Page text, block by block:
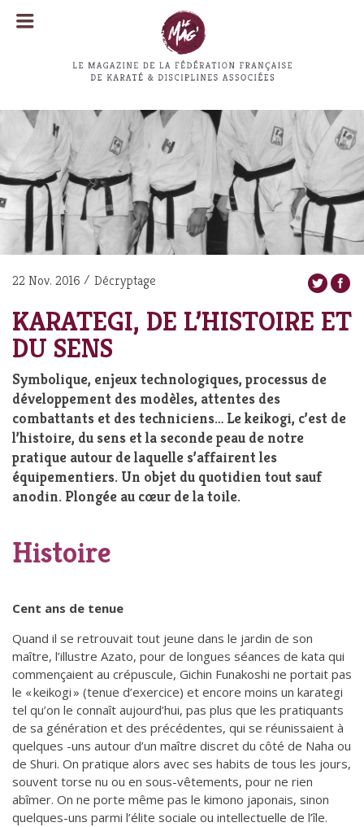
22 Nov. 2016 Décryptage
KARATEGI, DE L’HISTOIRE ET
DU SENS
Symbolique, enjeux technologiques, processus de
développement des modèles, attentes des
combattants et des techniciens… Le keikogi, c’est de
l’histoire, du sens et la seconde peau de notre
pratique autour de laquelle s’affairent les
équipementiers. Un objet du quotidien tout sauf
anodin. Plongée au cœur de la toile.
Histoire
Cent ans de tenue
Quand il se retrouvait tout jeune dans le jardin de son
maître, l’illustre Azato, pour de longues séances de kata qui
commençaient au crépuscule, Gichin Funakoshi ne portait pas
le « keikogi » (tenue d’exercice) et encore moins un karategi
tel qu’on le connaît aujourd’hui, pas plus que les pratiquants
de sa génération et des précédentes, qui se réunissaient à
quelques -uns autour d’un maître discret du côté de Naha ou
de Shuri. On pratique alors avec ses habits de tous les jours,
souvent torse nu ou en sous-vêtements, pour ne rien
abîmer. On ne porte même pas le kimono japonais, sinon
quelques-uns parmi l’élite sociale ou intellectuelle de l’île.